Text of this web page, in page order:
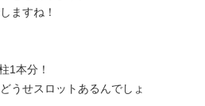
ますね！
1本分！
うせスロットあるんでしょ